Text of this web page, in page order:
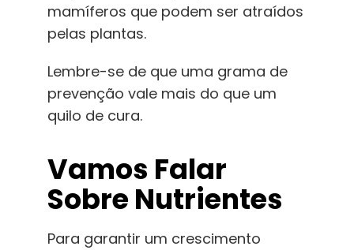
mamíferos que podem ser atraídos
pelas plantas.
Lembre-se de que uma grama de
prevenção vale mais do que um
quilo de cura.
Vamos Falar
Sobre Nutrientes
Para garantir um crescimento